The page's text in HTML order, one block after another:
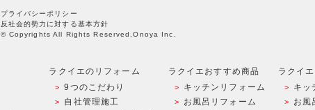
プライバシーポリシー
反社会的勢力に対する基本方針
© Copyrights All Rights Reserved,Onoya Inc.
ラクイエのリフォーム
9つのこだわり
自社管理施工
ラクイエおすすめ商品
キッチンリフォーム
お風呂リフォーム
ラクイ
キッ
お風